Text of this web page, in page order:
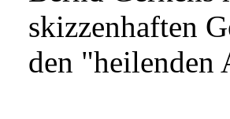
skizzenhaften
den "heilenden